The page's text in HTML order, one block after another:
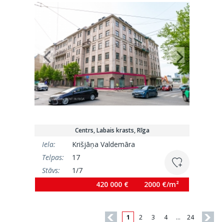
Centrs, Labais krasts, Rīga
Iela:
Krišjāņa Valdemāra
Telpas:
17
Stāvs:
1/7
420 000 € 2000 €/m²
1 2 3 4 … 24